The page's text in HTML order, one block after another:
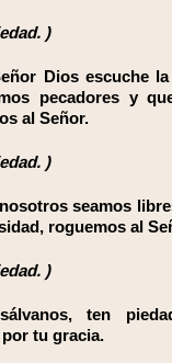
)
Dios escuche
pecadores y
al Señor.
)
seamos
roguemos al
)
sálvanos, ten
tu gracia.